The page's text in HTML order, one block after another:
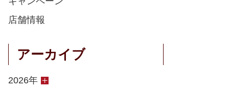
店舗情報
アーカイブ
2026年